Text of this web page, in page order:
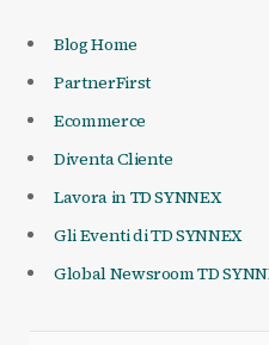
Blog Home
PartnerFirst
Ecommerce
Diventa Cliente
Lavora in TD SYNNEX
Gli Eventi di TD SYNNEX
Global Newsroom TD